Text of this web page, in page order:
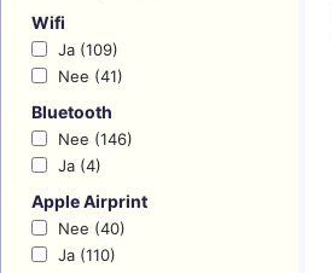
Wifi
Ja (109)
Nee (41)
Bluetooth
Nee (146)
Ja (4)
Apple Airprint
Nee (40)
Ja (110)